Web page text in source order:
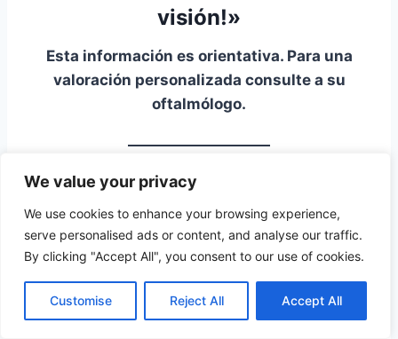
We value your privacy
We use cookies to enhance your browsing experience,
serve personalised ads or content, and analyse our traffic.
By clicking "Accept All", you consent to our use of cookies.
Customise Reject All Accept All
visión!»
Esta información es orientativa. Para una
valoración personalizada consulte a su
oftalmólogo.
Sobre el autor: Dr. Medín Catoira. PhD en
Medicina, Oftalmología (UCM – USC).
Especialista en Oftalmología. Centro de Ojos de
Ceuta.
Un contenidoVISUMEDICA®
↑ Volver al índice